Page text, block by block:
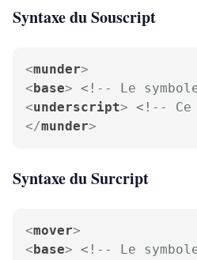
Syntaxe du Souscript
<munder>
<base> <!-- Le
<underscript> <!-- Ce
</munder>
Syntaxe du Surcript
<mover>
<base> <!-- Le